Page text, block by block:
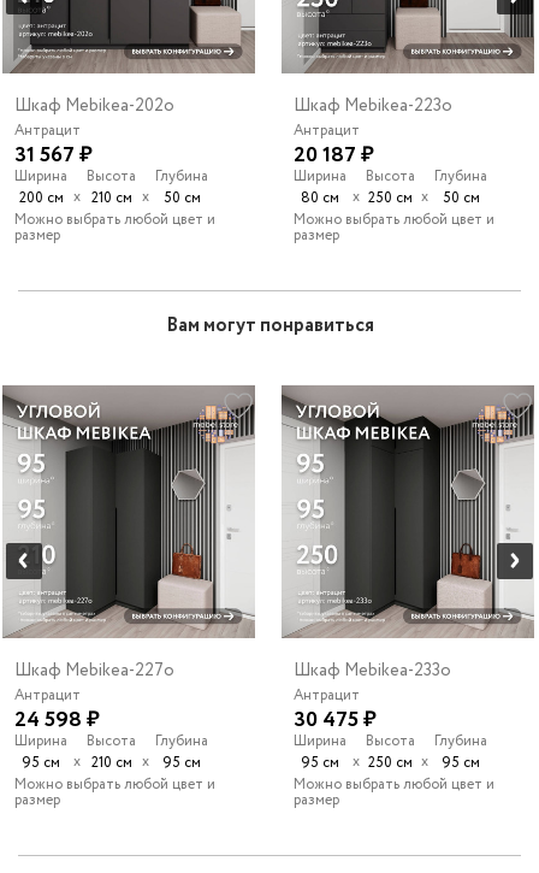
Шкаф Mebikea-202o
Антрацит
31 567 ₽
Ширина
200 см х
Высота
210 см х
Глубина
50 см
Можно выбрать любой цвет и
размер
Шкаф Mebikea-223o
Антрацит
20 187 ₽
Ширина
80 см
х
Высота
250 см х
Глубина
50 см
Можно выбрать любой цвет и
размер
Вам могут понравиться
Шкаф Mebikea-227o
Антрацит
24 598 ₽
Ширина
95 см
х
Высота
210 см х
Глубина
95 см
Можно выбрать любой цвет и
размер
Шкаф Mebikea-233o
Антрацит
30 475 ₽
Ширина
95 см
х
Высота
250 см х
Глубина
95 см
Можно выбрать любой цвет и
размер